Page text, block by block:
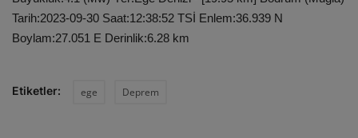
GALERİ
Tarih:2023-09-30 Saat:12:38:52 TSİ Enlem:36.939 N
Boylam:27.051 E Derinlik:6.28 km
Etiketler: ege Deprem